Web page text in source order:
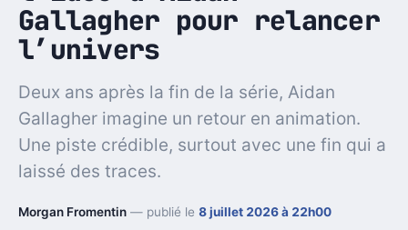
Gallagher pour relancer
l’univers
Deux ans après la fin de la série, Aidan
Gallagher imagine un retour en animation.
Une piste crédible, surtout avec une fin qui a
laissé des traces.
Morgan Fromentin — publié le 8 juillet 2026 à 22h00